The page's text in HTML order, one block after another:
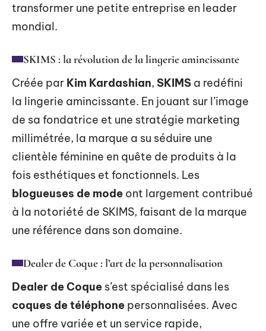
transformer une petite entreprise en leader
mondial.
SKIMS : la révolution de la lingerie amincissante
Créée par Kim Kardashian, SKIMS a redéfini
la lingerie amincissante. En jouant sur l’image
de sa fondatrice et une stratégie marketing
millimétrée, la marque a su séduire une
clientèle féminine en quête de produits à la
fois esthétiques et fonctionnels. Les
blogueuses de mode ont largement contribué
à la notoriété de SKIMS, faisant de la marque
une référence dans son domaine.
Dealer de Coque : l’art de la personnalisation
Dealer de Coque s’est spécialisé dans les
coques de téléphone personnalisées. Avec
une offre variée et un service rapide,